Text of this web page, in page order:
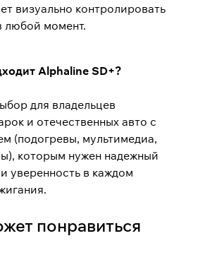
визуально контролировать
любой момент.
Alphaline SD+?
для владельцев
и отечественных авто с
(подогревы, мультимедиа,
которым нужен надежный
уверенность в каждом
понравиться